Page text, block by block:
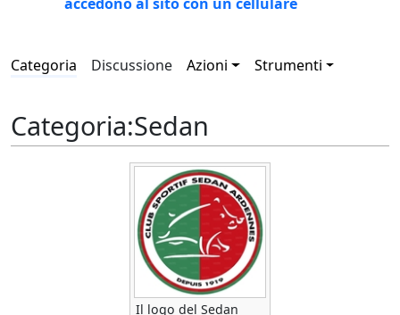
Categoria Discussione Azioni Strumenti
Categoria:Sedan
Il logo del Sedan